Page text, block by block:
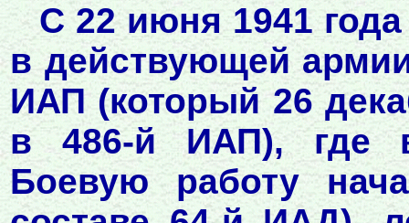
С 22 июня 1941
в действующей
ИАП (который 26
в 486-й ИАП), где
Боевую работу